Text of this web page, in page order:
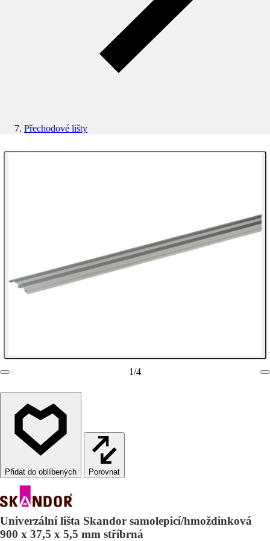
Přechodové lišty
1/4
Porovnat
Univerzální lišta Skandor samolepicí/hmoždinková
900 x 37,5 x 5,5 mm stříbrná